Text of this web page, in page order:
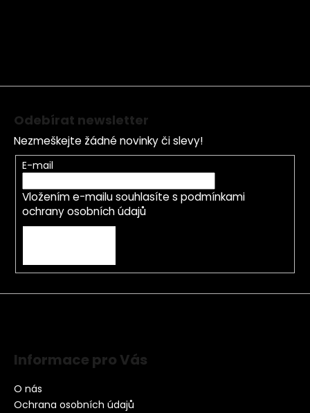
Odebírat newsletter
Nezmeškejte žádné novinky či slevy!
E-mail
Vložením e-mailu souhlasíte s podmínkami
ochrany osobních údajů
Informace pro Vás
O nás
Ochrana osobních údajů